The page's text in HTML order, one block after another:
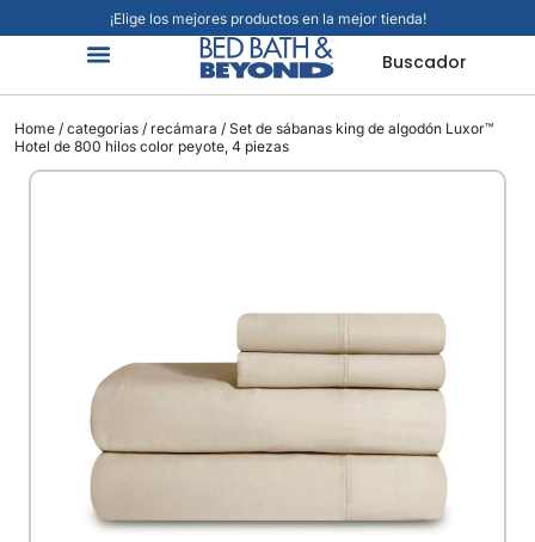
¡Elige los mejores productos en la mejor tienda!
Buscador
Home / categorias / recámara / Set de sábanas king de algodón Luxor™
Hotel de 800 hilos color peyote, 4 piezas